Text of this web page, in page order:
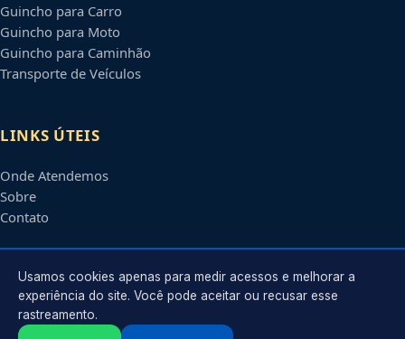
Guincho para Carro
Guincho para Moto
Guincho para Caminhão
Transporte de Veículos
LINKS ÚTEIS
Onde Atendemos
Sobre
Contato
CONTATO
Atendimento em
Usamos cookies apenas para medir acessos e melhorar a
experiência do site. Você pode aceitar ou recusar esse
rastreamento.